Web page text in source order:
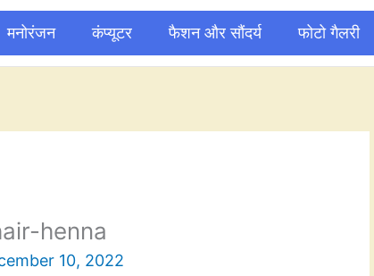
मनोरंजन कंप्यूटर फैशन और सौंदर्य फोटो गैलरी
henna
10, 2022